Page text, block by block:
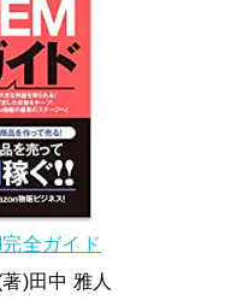
全ガイド
)田中 雅人